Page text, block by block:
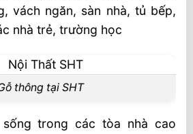
vách ngăn, sàn nhà, tủ bếp,
nhà trẻ, trường học
thông tại SHT
trong các tòa nhà cao